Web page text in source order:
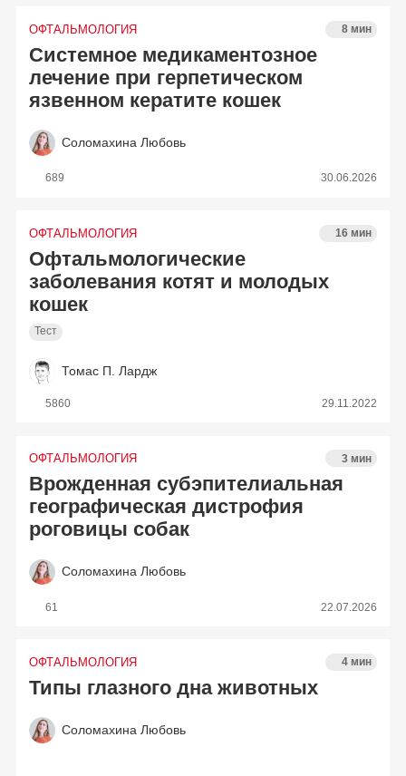
ОФТАЛЬМОЛОГИЯ 8 мин
Системное медикаментозное
лечение при герпетическом
язвенном кератите кошек
Соломахина Любовь
689 30.06.2026
ОФТАЛЬМОЛОГИЯ 16 мин
Офтальмологические
заболевания котят и молодых
кошек
Тест
Томас П. Лардж
5860 29.11.2022
ОФТАЛЬМОЛОГИЯ 3 мин
Врожденная субэпителиальная
географическая дистрофия
роговицы собак
Соломахина Любовь
61 22.07.2026
ОФТАЛЬМОЛОГИЯ 4 мин
Типы глазного дна животных
Соломахина Любовь